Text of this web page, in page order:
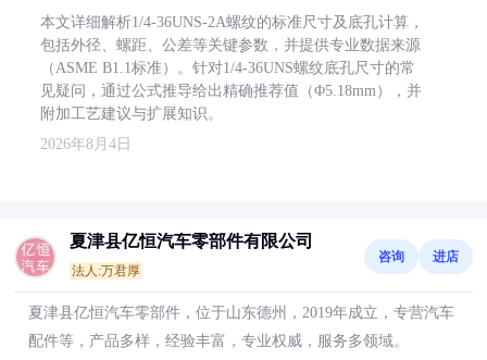
本文详细解析1/4-36UNS-2A螺纹的标准尺寸及底孔计算，
包括外径、螺距、公差等关键参数，并提供专业数据来源
（ASME B1.1标准）。针对1/4-36UNS螺纹底孔尺寸的常
见疑问，通过公式推导给出精确推荐值（Φ5.18mm），并
附加工艺建议与扩展知识。
2026年8月4日
夏津县亿恒汽车零部件有限公司
法人:万君厚
咨询 进店
夏津县亿恒汽车零部件，位于山东德州，2019年成立，专营汽车
配件等，产品多样，经验丰富，专业权威，服务多领域。